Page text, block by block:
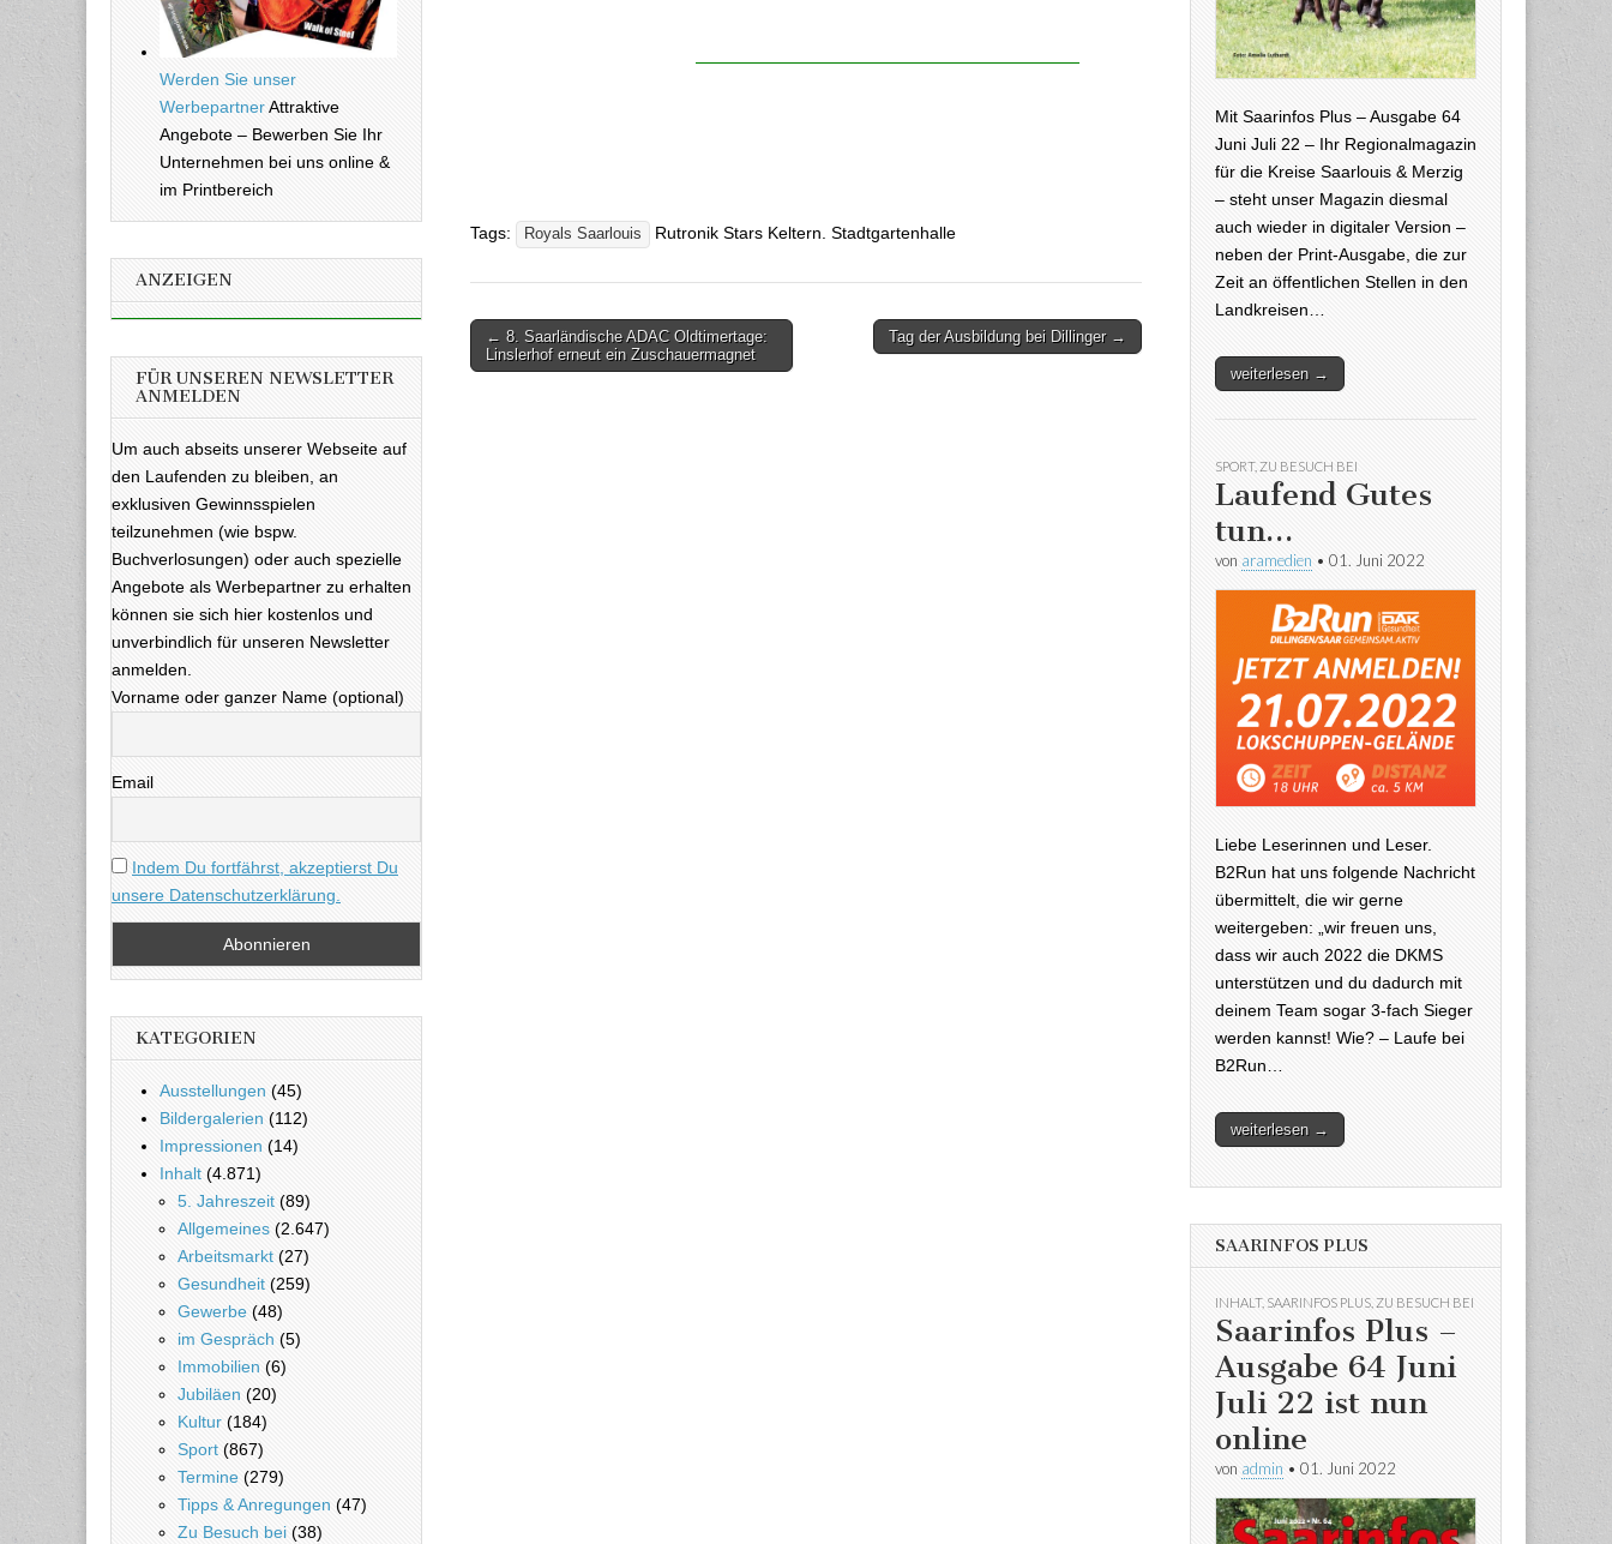
Tags: Royals Saarlouis Rutronik Stars Keltern. Stadtgartenhalle
Beitragsnavigation
← 8. Saarländische ADAC Oldtimertage:
Linslerhof erneut ein Zuschauermagnet
Tag der Ausbildung bei Dillinger →
Werden Sie unser
WerbepartnerAttraktive
Angebote – Bewerben Sie Ihr
Unternehmen bei uns online &
im Printbereich
ANZEIGEN
FÜR UNSEREN NEWSLETTER
ANMELDEN
Um auch abseits unserer Webseite auf
den Laufenden zu bleiben, an
exklusiven Gewinnsspielen
teilzunehmen (wie bspw.
Buchverlosungen) oder auch spezielle
Angebote als Werbepartner zu erhalten
können sie sich hier kostenlos und
unverbindlich für unseren Newsletter
anmelden.
Vorname oder ganzer Name (optional)
Email
Indem Du fortfährst, akzeptierst Du
unsere Datenschutzerklärung.
KATEGORIEN
Ausstellungen (45)
Bildergalerien (112)
Impressionen (14)
Inhalt (4.871)
5. Jahreszeit (89)
Allgemeines (2.647)
Arbeitsmarkt (27)
Gesundheit (259)
Gewerbe (48)
im Gespräch (5)
Immobilien (6)
Jubiläen (20)
Kultur (184)
Sport (867)
Termine (279)
Tipps & Anregungen (47)
Zu Besuch bei (38)
Mit Saarinfos Plus – Ausgabe 64
Juni Juli 22 – Ihr Regionalmagazin
für die Kreise Saarlouis & Merzig
– steht unser Magazin diesmal
auch wieder in digitaler Version –
neben der Print-Ausgabe, die zur
Zeit an öffentlichen Stellen in den
Landkreisen…
weiterlesen →
SPORT, ZU BESUCH BEI
Laufend Gutes
tun…
von aramedien • 01. Juni 2022
Liebe Leserinnen und Leser.
B2Run hat uns folgende Nachricht
übermittelt, die wir gerne
weitergeben: „wir freuen uns,
dass wir auch 2022 die DKMS
unterstützen und du dadurch mit
deinem Team sogar 3-fach Sieger
werden kannst! Wie? – Laufe bei
B2Run…
weiterlesen →
SAARINFOS PLUS
INHALT, SAARINFOS PLUS ZU BESUCH BEI
Saarinfos Plus –
Ausgabe 64 Juni
Juli 22 ist nun
online
von admin • 01. Juni 2022